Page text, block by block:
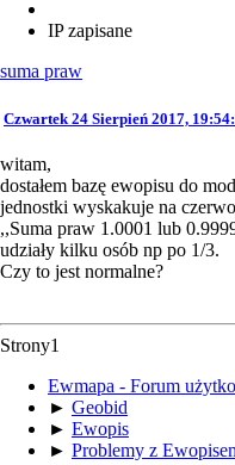
IP zapisane
suma praw
Czwartek 24 Sierpień 2017,
witam,
dostałem bazę ewopisu do
jednostki wyskakuje na
,,Suma praw 1.0001 lub
udziały kilku osób np po 1/3.
Czy to jest normalne?
Strony1
Ewmapa - Forum
► Geobid
► Ewopis
► Problemy z